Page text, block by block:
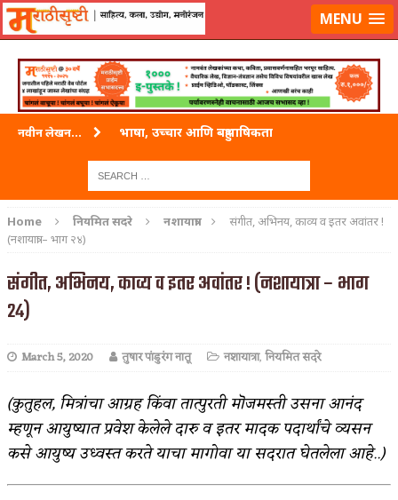
लॉग-इन करा|लेखक नोंदणी कराMENU
नवीन लेखन... भाषा, उच्चार आणि बहुभाषिकता
ताम्र – एक अफलातून धातू (COPPER)
अशी एक कविता लिहू इच्छिते
शपथ
किती घोषणांचा पाऊस होता
कसं हुईन तं हू माय…
Home नियमित सदरे नशायात्रा
संगीत, अभिनय, काव्य व इतर अवांतर !
(नशायात्रा – भाग २४)
संगीत, अभिनय, काव्य व इतर अवांतर ! (नशायात्रा – भाग
२४)
March 5, 2020 तुषार पांडुरंग नातू नशायात्रा,नियमित सदरे
(कुतुहल, मित्रांचा आग्रह किंवा तात्पुरती मॊजमस्ती उसना आनंद
म्हणून आयुष्यात प्रवेश केलेले दारु व इतर मादक पदार्थांचे व्यसन
कसे आयुष्य उध्वस्त करते याचा मागोवा या सदरात घेतलेला आहे..)